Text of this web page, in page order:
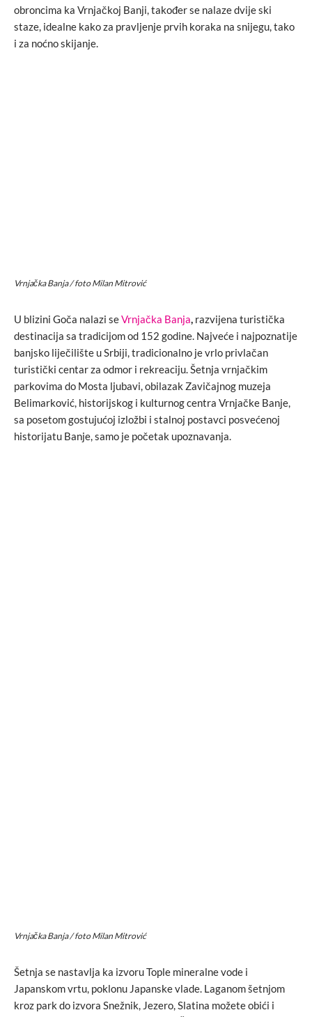
obroncima ka Vrnjačkoj Banji, također se nalaze dvije ski
staze, idealne kako za pravljenje prvih koraka na snijegu, tako
i za noćno skijanje.
Vrnjačka Banja / foto Milan Mitrović
U blizini Goča nalazi seVrnjačka Banja razvijena turistička
destinacija sa tradicijom od 152 godine. Najveće i najpoznatije
banjsko liječilište u Srbiji, tradicionalno je vrlo privlačan
turistički centar za odmor i rekreaciju. Šetnja vrnjačkim
parkovima do Mosta ljubavi, obilazak Zavičajnog muzeja
Belimarković, historijskog i kulturnog centra Vrnjačke Banje,
sa posetom gostujućoj izložbi i stalnoj postavci posvećenoj
historijatu Banje, samo je početak upoznavanja.
Vrnjačka Banja / foto Milan Mitrović
Šetnja se nastavlja ka izvoru Tople mineralne vode i
Japanskom vrtu, poklonu Japanske vlade. Laganom šetnjom
kroz park do izvora Snežnik, Jezero, Slatina možete obići i